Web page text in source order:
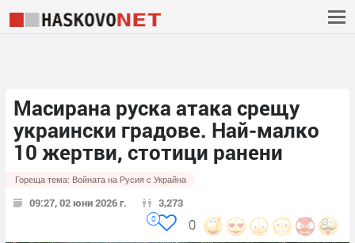
Масирана руска атака срещу
украински градове. Най-малко
10 жертви, стотици ранени
Гореща тема: Войната на Русия с Украйна
09:27, 02 юни 2026 г. 3,273
0
0